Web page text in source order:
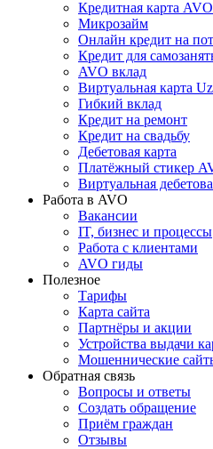
Кредитная карта
Микрозайм
Онлайн кредит на
Кредит для
AVO вклад
Виртуальная карта
Гибкий вклад
Кредит на ремонт
Кредит на свадьбу
Дебетовая карта
Платёжный стикер
Виртуальная
Работа в AVO
Вакансии
IT, бизнес и процессы
Работа с клиентами
AVO гиды
Полезное
Тарифы
Карта сайта
Партнёры и акции
Устройства выдачи
Мошеннические
Обратная связь
Вопросы и ответы
Создать обращение
Приём граждан
Отзывы